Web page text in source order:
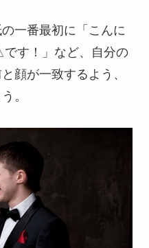
一番最初に「こんに
す！」など、自分の
顔が一致するよう、
。